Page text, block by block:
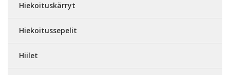
Hiekoituskärryt
Hiekoitussepelit
Hiilet